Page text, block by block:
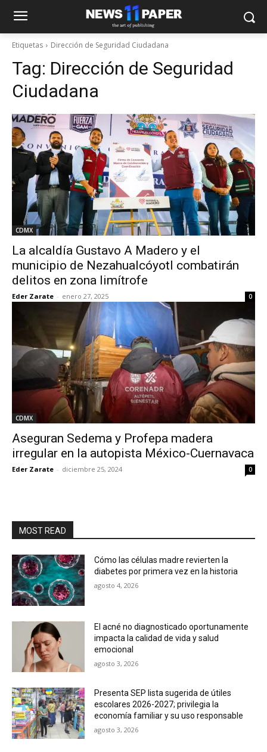
Etiquetas Dirección de Seguridad Ciudadana
Tag: Dirección de Seguridad
Ciudadana
CDMX
La alcaldía Gustavo A Madero y el
municipio de Nezahualcóyotl combatirán
delitos en zona limítrofe
Eder Zarate - enero 27, 2025 0
CDMX
Aseguran Sedema y Profepa madera
irregular en la autopista México-Cuernavaca
Eder Zarate - diciembre 25, 2024 0
MOST READ
Cómo las células madre revierten la
diabetes por primera vez en la historia
agosto 4, 2026
El acné no diagnosticado oportunamente
impacta la calidad de vida y salud
emocional
agosto 3, 2026
Presenta SEP lista sugerida de útiles
escolares 2026-2027; privilegia la
economía familiar y su uso responsable
agosto 3, 2026